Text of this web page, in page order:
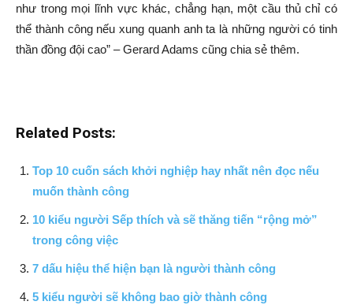
như trong mọi lĩnh vực khác, chẳng hạn, một cầu thủ chỉ có
thể thành công nếu xung quanh anh ta là những người có tinh
thần đồng đội cao” – Gerard Adams cũng chia sẻ thêm.
Related Posts:
Top 10 cuốn sách khởi nghiệp hay nhất nên đọc nếu
muốn thành công
10 kiểu người Sếp thích và sẽ thăng tiến “rộng mở”
trong công việc
7 dấu hiệu thể hiện bạn là người thành công
5 kiểu người sẽ không bao giờ thành công